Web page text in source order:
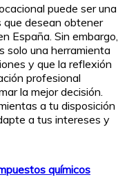
puede ser una
desean obtener
España. Sin embargo,
solo una herramienta
y que la reflexión
profesional
la mejor decisión.
a tu disposición
a tus intereses y
químicos